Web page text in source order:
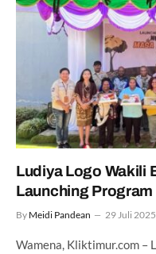
Ludiya Logo Wakili
Launching
By Meidi Pandean 29 Juli 2025
Wamena, Kliktimur.com –